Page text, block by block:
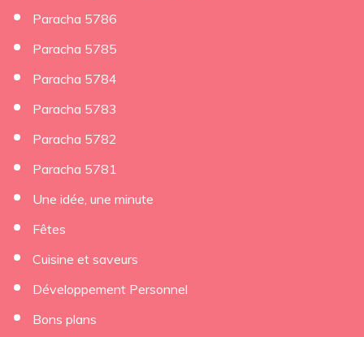
Paracha 5786
Paracha 5785
Paracha 5784
Paracha 5783
Paracha 5782
Paracha 5781
Une idée, une minute
Fêtes
Cuisine et saveurs
Développement Personnel
Bons plans